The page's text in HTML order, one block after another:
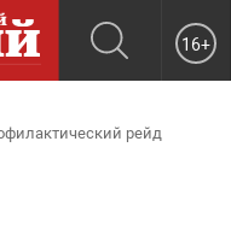
16+
рейд